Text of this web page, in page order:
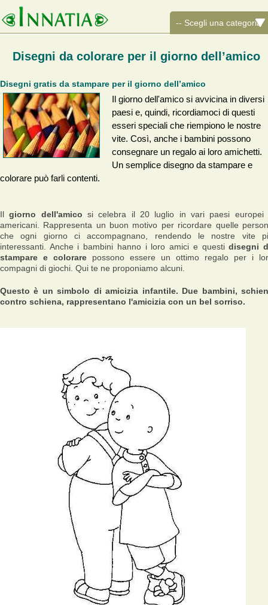
Disegni da colorare per il giorno dell’amico
Disegni gratis da stampare per il giorno dell’amico
Il giorno dell'amico si avvicina in diversi
paesi e, quindi, ricordiamoci di questi
esseri speciali che riempiono le nostre
vite. Così, anche i bambini possono
consegnare un regalo ai loro amichetti.
Un semplice disegno da stampare e
colorare può farli contenti.
Ilgiorno dell'amico si celebra il 20 luglio in vari paesi europei
americani. Rappresenta un buon motivo per ricordare quelle
che ogni giorno ci accompagnano, rendendo le nostre vite
interessanti. Anche i bambini hanno i loro amici e questidisegni
stampare e colorare possono essere un ottimo regalo per i
compagni di giochi. Qui te ne proponiamo alcuni.
Questo è un simbolo di amicizia infantile. Due bambini,
contro schiena, rappresentano l'amicizia con un bel sorriso.